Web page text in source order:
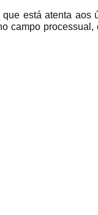
está atenta aos
campo